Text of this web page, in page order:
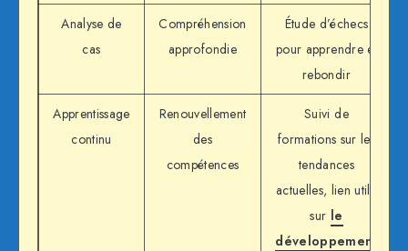
Analyse de
cas
Compréhension
approfondie
Étude d’échecs
pour apprendre et
rebondir
Apprentissage
continu
Renouvellement
des
compétences
Suivi de
formations sur les
tendances
actuelles, lien utile
sur le
développement